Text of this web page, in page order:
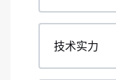
技术实力